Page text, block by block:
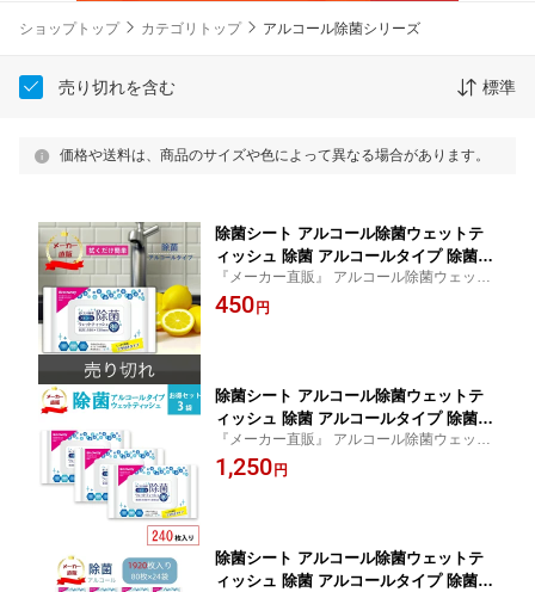
ショップトップ カテゴリトップ アルコール除菌シリーズ
売り切れを含む 標準
価格や送料は、商品のサイズや色によって異なる場合があります。
除菌シート アルコール除菌ウェットテ
ィッシュ 除菌 アルコールタイプ 除菌で
きる 日用お掃除ウェットシート 手 携帯
用 ハンド キッチン用 天然 食品 スマホ
『メーカー直販』 アルコール除菌ウェット
ティッシュ 3980円（税込）以上 送料無
料
450 円
除菌シート アルコール除菌ウェットテ
ィッシュ 除菌 アルコールタイプ 除菌で
きる 日用お掃除ウェットシート 手 携帯
用 ハンド キッチン用 スマホ アルコー
『メーカー直販』 アルコール除菌ウェット
ティッシュ 3980円（税込）以上 送料無
料
1,250 円
除菌シート アルコール除菌ウェットテ
ィッシュ 除菌 アルコールタイプ 除菌で